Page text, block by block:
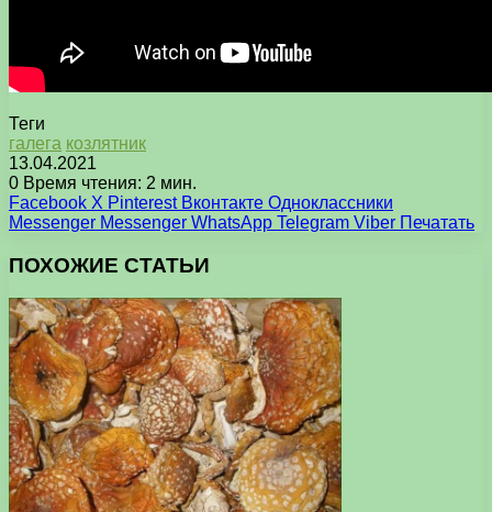
Теги
галега козлятник
13.04.2021
0 Время чтения: 2 мин.
Facebook X Pinterest Вконтакте Одноклассники
Messenger Messenger WhatsApp Telegram Viber Печатать
ПОХОЖИЕ СТАТЬИ